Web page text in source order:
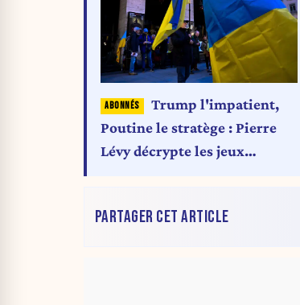
Trump l'impatient,
Poutine le stratège : Pierre
Lévy décrypte les jeux
PARTAGER CET ARTICLE